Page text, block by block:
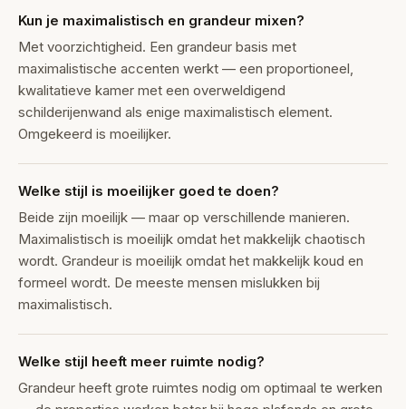
Kun je maximalistisch en grandeur mixen?
Met voorzichtigheid. Een grandeur basis met
maximalistische accenten werkt — een proportioneel,
kwalitatieve kamer met een overweldigend
schilderijenwand als enige maximalistisch element.
Omgekeerd is moeilijker.
Welke stijl is moeilijker goed te doen?
Beide zijn moeilijk — maar op verschillende manieren.
Maximalistisch is moeilijk omdat het makkelijk chaotisch
wordt. Grandeur is moeilijk omdat het makkelijk koud en
formeel wordt. De meeste mensen mislukken bij
maximalistisch.
Welke stijl heeft meer ruimte nodig?
Grandeur heeft grote ruimtes nodig om optimaal te werken